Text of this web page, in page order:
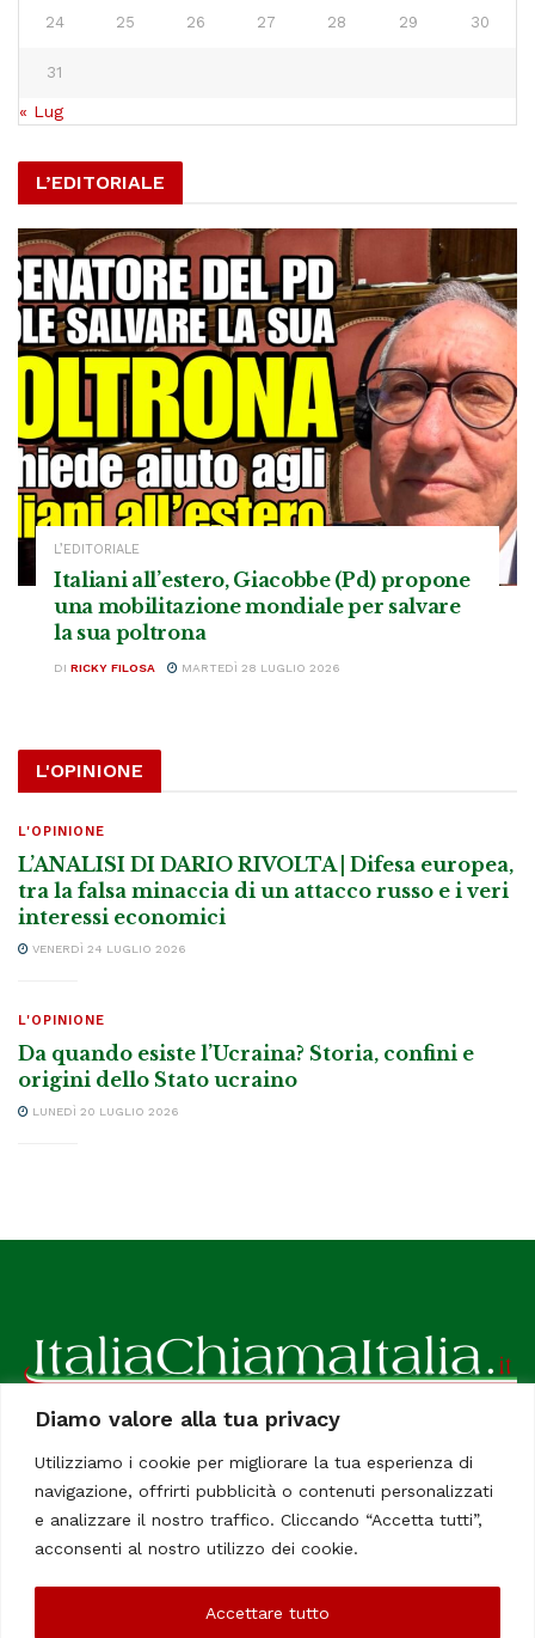
Diamo valore alla tua privacy
Utilizziamo i cookie per migliorare la tua esperienza di
navigazione, offrirti pubblicità o contenuti personalizzati
e analizzare il nostro traffico. Cliccando “Accetta tutti”,
acconsenti al nostro utilizzo dei cookie.
Accettare tutto
24 25 26 27 28 29 30
31
« Lug
L’EDITORIALE
L’EDITORIALE
Italiani all’estero, Giacobbe (Pd) propone
una mobilitazione mondiale per salvare
la sua poltrona
DI RICKY FILOSA MARTEDÌ 28 LUGLIO 2026
L'OPINIONE
L'OPINIONE
L’ANALISI DI DARIO RIVOLTA | Difesa europea,
tra la falsa minaccia di un attacco russo e i veri
interessi economici
VENERDÌ 24 LUGLIO 2026
L'OPINIONE
Da quando esiste l’Ucraina? Storia, confini e
origini dello Stato ucraino
LUNEDÌ 20 LUGLIO 2026
ItaliaChiamaItalia, il TUO quotidiano online preferito.
Dedicato in particolare a tutti gli italiani residenti all'estero.
Tutti i diritti sono riservati. Quotidiano online indipendente
Le Firme